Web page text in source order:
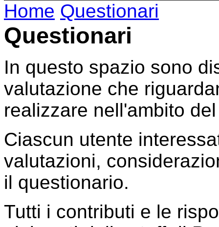
Home Questionari
Questionari
In questo spazio sono
valutazione che
realizzare nell'ambito
Ciascun utente
valutazioni,
il questionario.
Tutti i contributi e le